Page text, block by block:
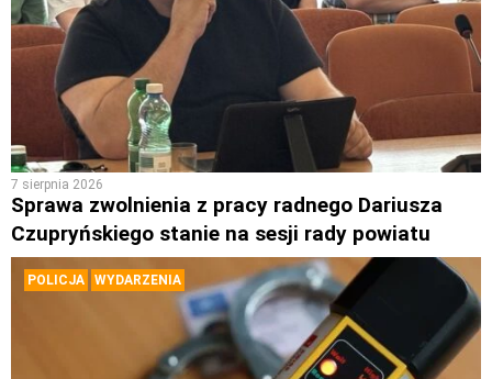
7 sierpnia 2026
Sprawa zwolnienia z pracy radnego Dariusza
Czupryńskiego stanie na sesji rady powiatu
POLICJA WYDARZENIA